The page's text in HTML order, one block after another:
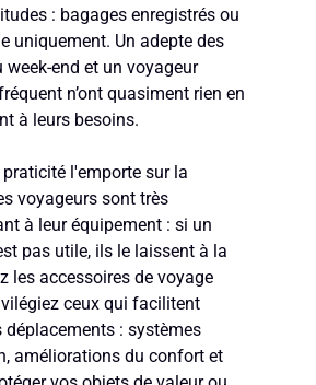
: bagages enregistrés ou
uniquement. Un adepte des
week-end et un voyageur
n’ont quasiment rien en
à leurs besoins.
praticité l'emporte sur la
voyageurs sont très
à leur équipement : si un
pas utile, ils le laissent à la
les accessoires de voyage
ceux qui facilitent
déplacements : systèmes
améliorations du confort et